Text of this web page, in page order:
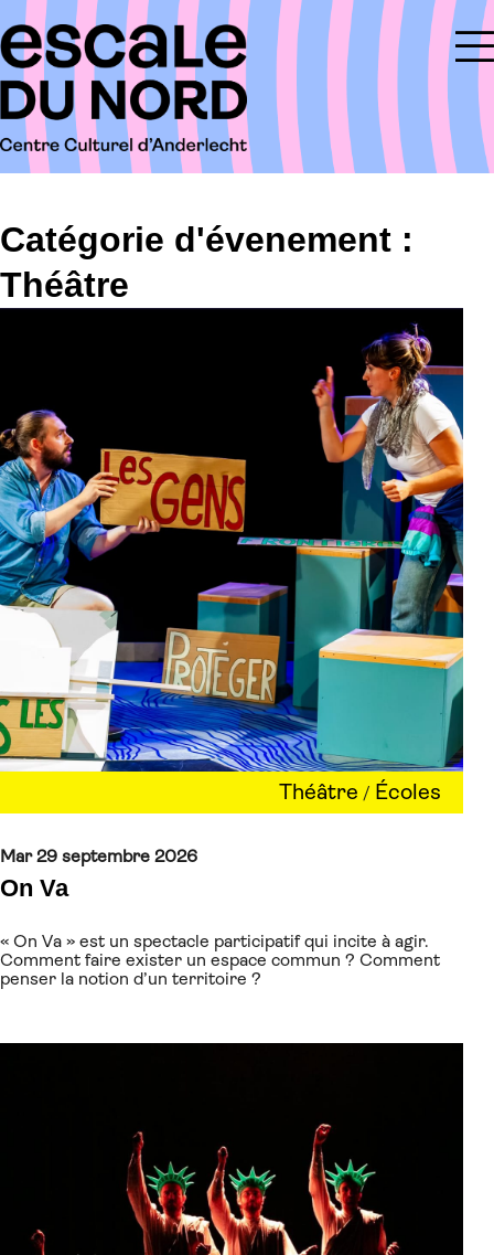
Catégorie d'évenement :
Théâtre
Théâtre / Écoles
Mar 29 septembre 2026
On Va
« On Va » est un spectacle participatif qui incite à agir.
Comment faire exister un espace commun ? Comment
penser la notion d’un territoire ?